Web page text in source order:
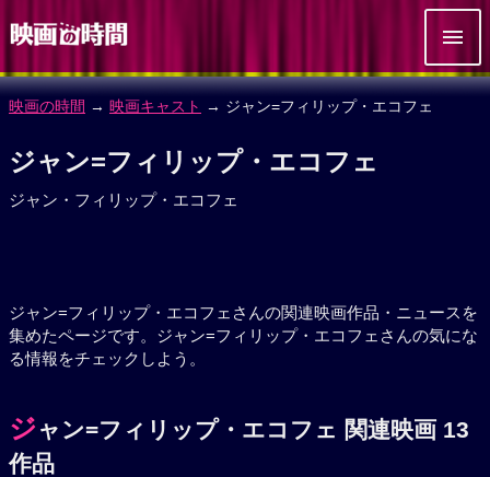
映画の時間 → 映画キャスト → ジャン=フィリップ・エコフェ
ジャン=フィリップ・エコフェ
ジャン・フィリップ・エコフェ
ジャン=フィリップ・エコフェさんの関連映画作品・ニュースを
集めたページです。ジャン=フィリップ・エコフェさんの気にな
る情報をチェックしよう。
ジ ャン=フィリップ・エコフェ 関連映画 13
作品